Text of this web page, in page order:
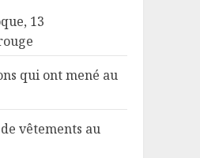
13
qui ont mené au
vêtements au